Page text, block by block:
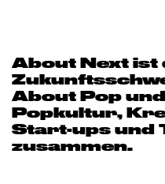
About Next ist
About Pop
Popkultur,
Start-ups und
zusammen.